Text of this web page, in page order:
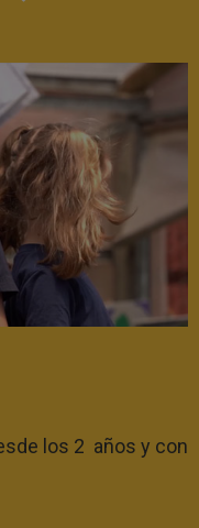
los 2 años y con